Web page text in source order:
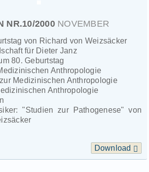
NR.10/2000 NOVEMBER
von Richard von Weizsäcker
für Dieter Janz
80. Geburtstag
Anthropologie
Medizinischen Anthropologie
Anthropologie
"Studien zur Pathogenese" von
Download